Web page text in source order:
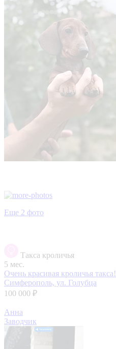
Еще 2 фото
Такса кроличья
5 мес.
Очень красивая кроличья такса!
Симферополь, ул. Голубца
100 000 ₽
Анна
Заводчик